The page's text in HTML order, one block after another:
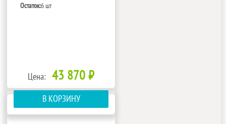
Остаток:6 шт
Цена: 43 870 ₽
В КОРЗИНУ